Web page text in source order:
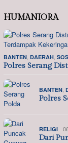
HUMANIORA
BANTEN, DAERAH,
Polres Serang
BANTEN,
Polres
RELIGI
Dari